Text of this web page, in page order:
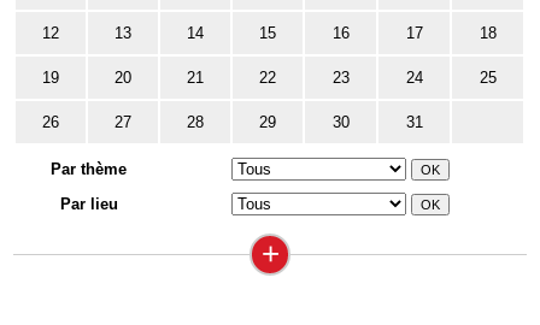
12 13 14 15 16 17 18
19 20 21 22 23 24 25
26 27 28 29 30 31
Par thème
Par lieu
+